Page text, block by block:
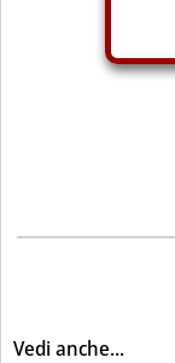
Vedi anche...